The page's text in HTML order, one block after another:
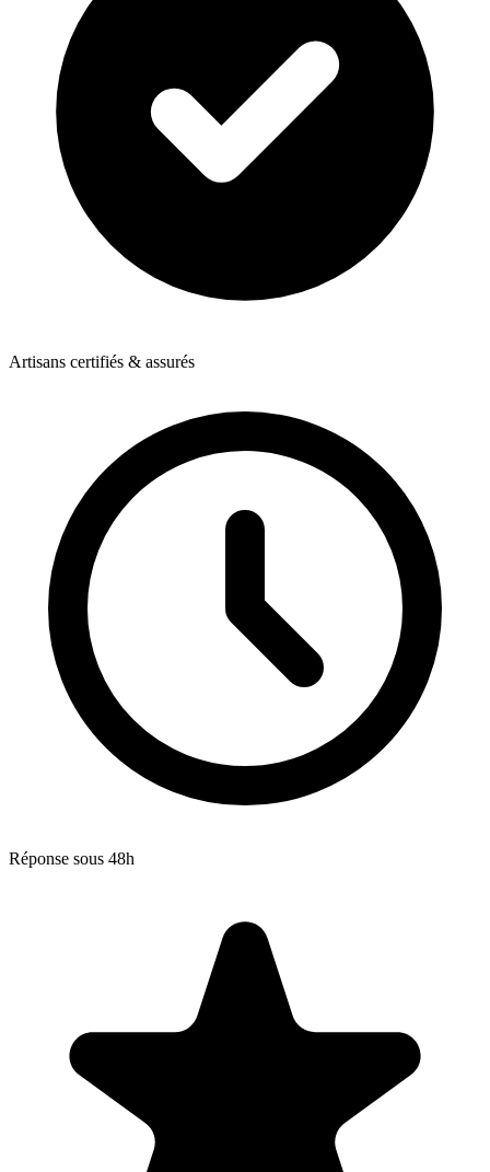
Artisans certifiés & assurés
Réponse sous 48h